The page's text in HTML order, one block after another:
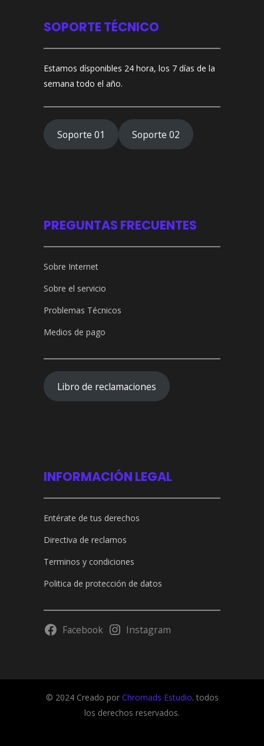
SOPORTE TÉCNICO
Estamos dísponibles 24 hora, los 7 días de la
semana todo el año.
Soporte 01 Soporte 02
PREGUNTAS FRECUENTES
Sobre Internet
Sobre el servicio
Problemas Técnicos
Medios de pago
Libro de reclamaciones
INFORMACIÓN LEGAL
Entérate de tus derechos
Directiva de reclamos
Terminos y condiciones
Politica de protección de datos
Facebook Instagram
© 2024 Creado por Chromads Estudio. todos
los derechos reservados.